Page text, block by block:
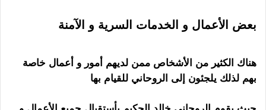
بعض الأعمال و الخدمات السرية و الآمنة
هناك الكثير من الأشخاص ممن لديهم أمور و أعمال خاصة
بهم لذلك يلجئون إلى الروحاني للقيام بها